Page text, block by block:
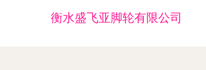
衡水盛飞亚脚轮有限公司